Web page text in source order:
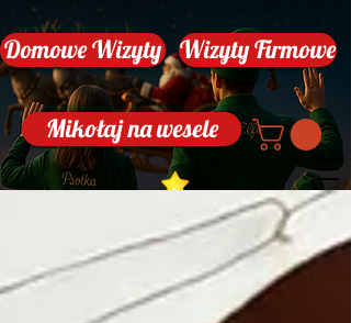
Domowe Wizyty Wizyty Firmowe
Mikołaj na wesele